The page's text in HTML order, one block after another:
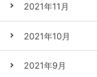
2021年11月
2021年10月
2021年9月